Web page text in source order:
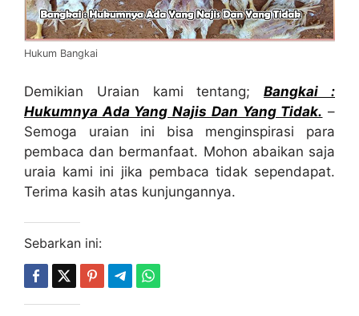
Hukum Bangkai
Demikian Uraian kami tentang;Bangkai :
Hukumnya Ada Yang Najis Dan Yang Tidak. –
Semoga uraian ini bisa menginspirasi para
pembaca dan bermanfaat. Mohon abaikan saja
uraia kami ini jika pembaca tidak sependapat.
Terima kasih atas kunjungannya.
Sebarkan ini: